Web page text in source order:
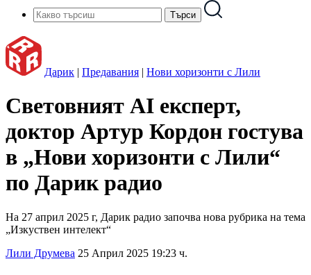
Дарик | Предавания | Нови хоризонти с Лили
Световният AI експерт,
доктор Артур Кордон гостува
в „Нови хоризонти с Лили“
по Дарик радио
На 27 април 2025 г, Дарик радио започва нова рубрика на тема
„Изкуствен интелект“
Лили Друмева 25 Април 2025 19:23 ч.